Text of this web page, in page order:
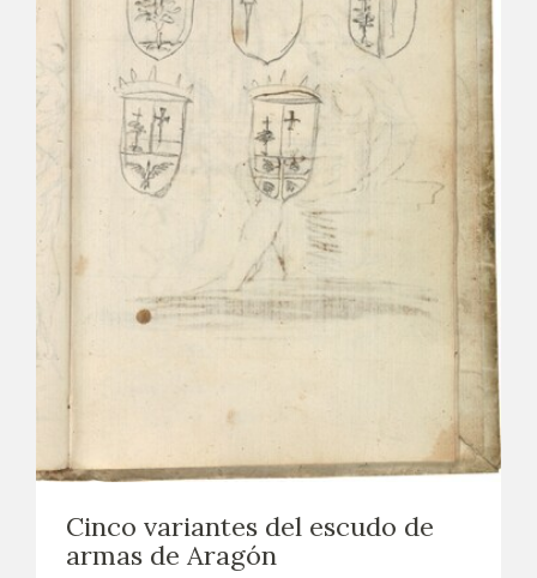
Cinco variantes del escudo de
armas de Aragón